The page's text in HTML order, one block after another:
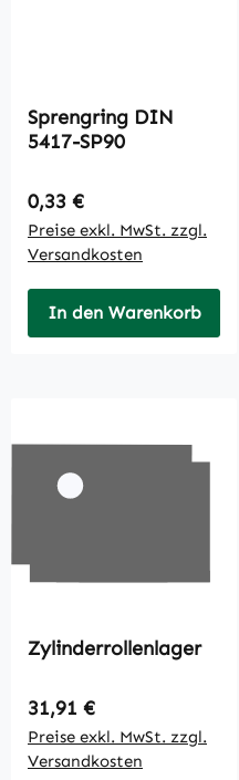
Sprengring DIN
5417-SP90
Regulärer Preis:
0,33 €
Preise exkl. MwSt. zzgl.
Versandkosten
In den Warenkorb
Zylinderrollenlager
Regulärer Preis:
31,91 €
Preise exkl. MwSt. zzgl.
Versandkosten